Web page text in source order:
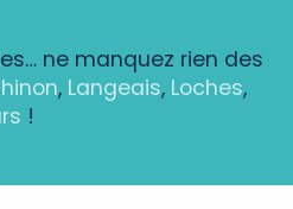
ne manquez rien des
, Langeais, Loches,
!